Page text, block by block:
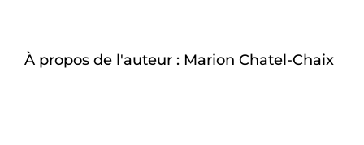
À propos de l'auteur : Marion Chatel-Chaix